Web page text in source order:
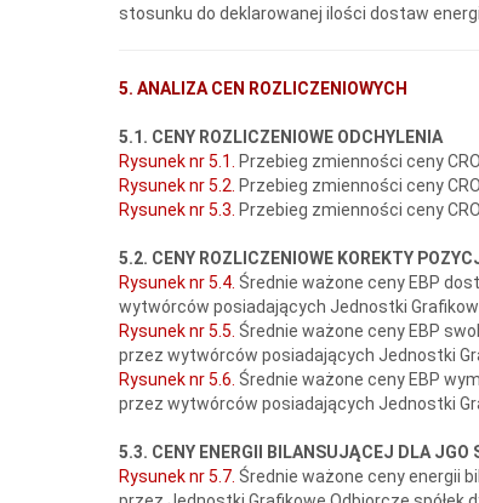
stosunku do deklarowanej ilości dostaw
5. ANALIZA CEN ROZLICZENIOWYCH
5.1. CENY ROZLICZENIOWE ODCHYLENIA
Rysunek nr 5.1.
Przebieg zmienności ceny
Rysunek nr 5.2. Przebieg zmienności ceny
Rysunek nr 5.3. Przebieg zmienności ceny
5.2. CENY ROZLICZENIOWE KOREKTY
Rysunek nr 5.4. Średnie ważone ceny EBP
wytwórców posiadających Jednostki
Rysunek nr 5.5. Średnie ważone ceny EBP
przez wytwórców posiadających Jednostki
Rysunek nr 5.6. Średnie ważone ceny EBP
przez wytwórców posiadających Jednostki
5.3. CENY ENERGII BILANSUJĄCEJ DLA JGO
Rysunek nr 5.7. Średnie ważone ceny energii